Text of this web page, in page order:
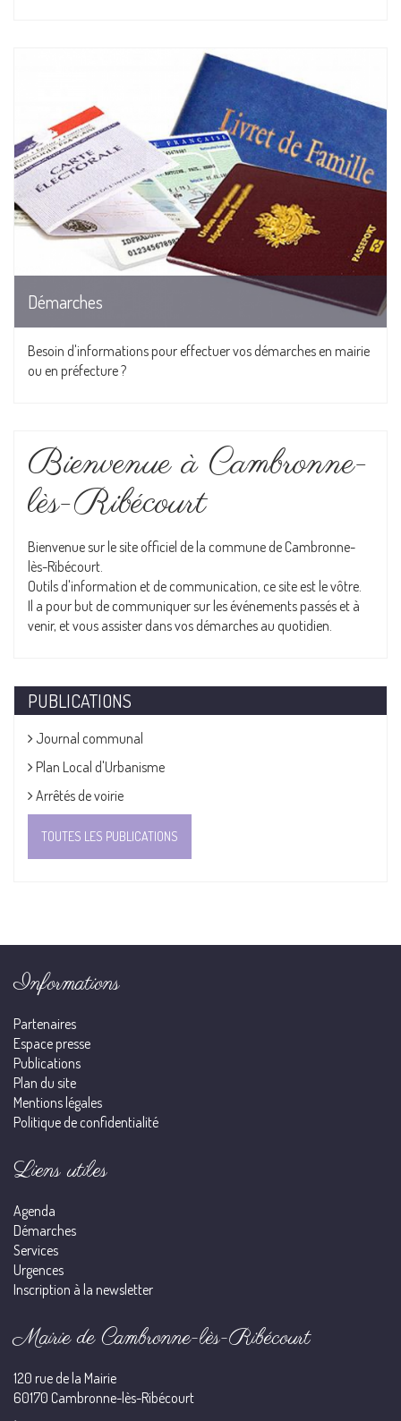
Démarches
Besoin d'informations pour effectuer vos démarches en mairie
ou en préfecture ?
Bienvenue à Cambronne-
lès-Ribécourt
Bienvenue sur le site officiel de la commune de Cambronne-
lès-Ribécourt.
Outils d'information et de communication, ce site est le vôtre.
Il a pour but de communiquer sur les événements passés et à
venir, et vous assister dans vos démarches au quotidien.
PUBLICATIONS
Journal communal
Plan Local d'Urbanisme
Arrêtés de voirie
TOUTES LES PUBLICATIONS
Informations
Partenaires
Espace presse
Publications
Plan du site
Mentions légales
Politique de confidentialité
Liens utiles
Agenda
Démarches
Services
Urgences
Inscription à la newsletter
Mairie de Cambronne-lès-Ribécourt
120 rue de la Mairie
60170 Cambronne-lès-Ribécourt